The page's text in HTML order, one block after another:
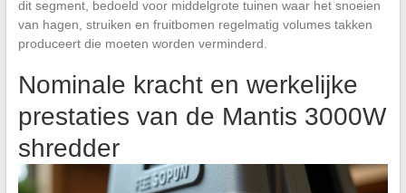
dit segment, bedoeld voor middelgrote tuinen waar het snoeien
van hagen, struiken en fruitbomen regelmatig volumes takken
produceert die moeten worden verminderd.
Nominale kracht en werkelijke
prestaties van de Mantis 3000W
shredder